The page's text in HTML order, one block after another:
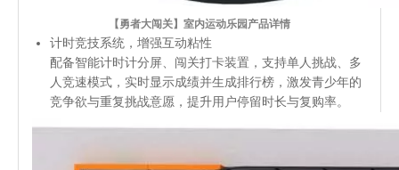
【勇者大闯关】室内运动乐园产品详情
计时竞技系统，增强互动粘性
配备智能计时计分屏、闯关打卡装置，支持单人挑战、多
人竞速模式，实时显示成绩并生成排行榜，激发青少年的
竞争欲与重复挑战意愿，提升用户停留时长与复购率。